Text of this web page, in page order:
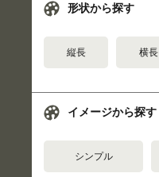
形状から探す
縦長 横長
イメージから探す
シンプル